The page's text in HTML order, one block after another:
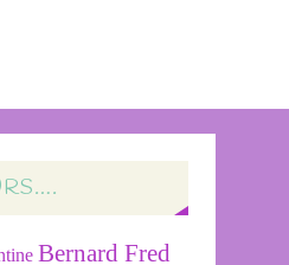
Bernard Fred